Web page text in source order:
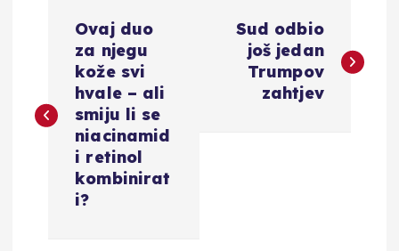
v
Ovaj duo
za njegu
kože svi
hvale – ali
smiju li se
niacinamid
i retinol
kombinirat
i?
Sud odbio
još jedan
Trumpov
zahtjev